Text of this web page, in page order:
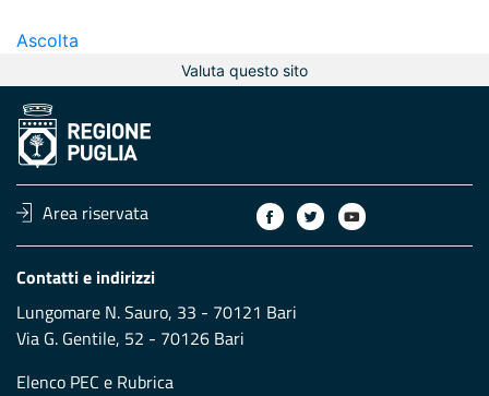
Ascolta
Valuta questo sito
Area riservata
Contatti e indirizzi
Lungomare N. Sauro, 33 - 70121 Bari
Via G. Gentile, 52 - 70126 Bari
Elenco PEC e Rubrica